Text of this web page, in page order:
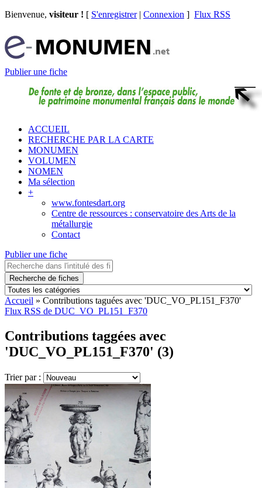
Bienvenue, visiteur ! [ S'enregistrer| Connexion ] Flux RSS
Publier une fiche
ACCUEIL
RECHERCHE PAR LA CARTE
MONUMEN
VOLUMEN
NOMEN
Ma sélection
+
www.fontesdart.org
Centre de ressources : conservatoire des Arts de la
métallurgie
Contact
Publier une fiche
Recherche de fiches
Accueil » Contributions taguées avec 'DUC_VO_PL151_F370'
Flux RSS de DUC_VO_PL151_F370
Contributions taggées avec
'DUC_VO_PL151_F370' (3)
Trier par :